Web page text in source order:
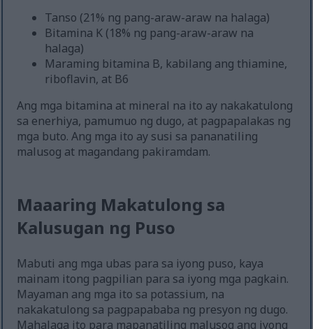
Tanso (21% ng pang-araw-araw na halaga)
Bitamina K (18% ng pang-araw-araw na
halaga)
Maraming bitamina B, kabilang ang thiamine,
riboflavin, at B6
Ang mga bitamina at mineral na ito ay nakakatulong
sa enerhiya, pamumuo ng dugo, at pagpapalakas ng
mga buto. Ang mga ito ay susi sa pananatiling
malusog at magandang pakiramdam.
Maaaring Makatulong sa
Kalusugan ng Puso
Mabuti ang mga ubas para sa iyong puso, kaya
mainam itong pagpilian para sa iyong mga pagkain.
Mayaman ang mga ito sa potassium, na
nakakatulong sa pagpapababa ng presyon ng dugo.
Mahalaga ito para mapanatiling malusog ang iyong